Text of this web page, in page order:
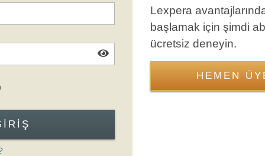
Giriş Formuna Atla
Lexpera
başlamak için şimdi
ücretsiz deneyin.
HEMEN